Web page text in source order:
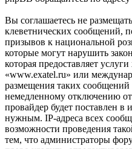
Вы соглашаетесь не
клеветнических сообщений,
призывов к национальной
которые могут нарушить
которая предоставляет
«www.exatel.ru» или
размещения таких
немедленному отключению
провайдер будет поставлен в
нужным. IP-адреса всех
возможности проведения
тем, что администраторы